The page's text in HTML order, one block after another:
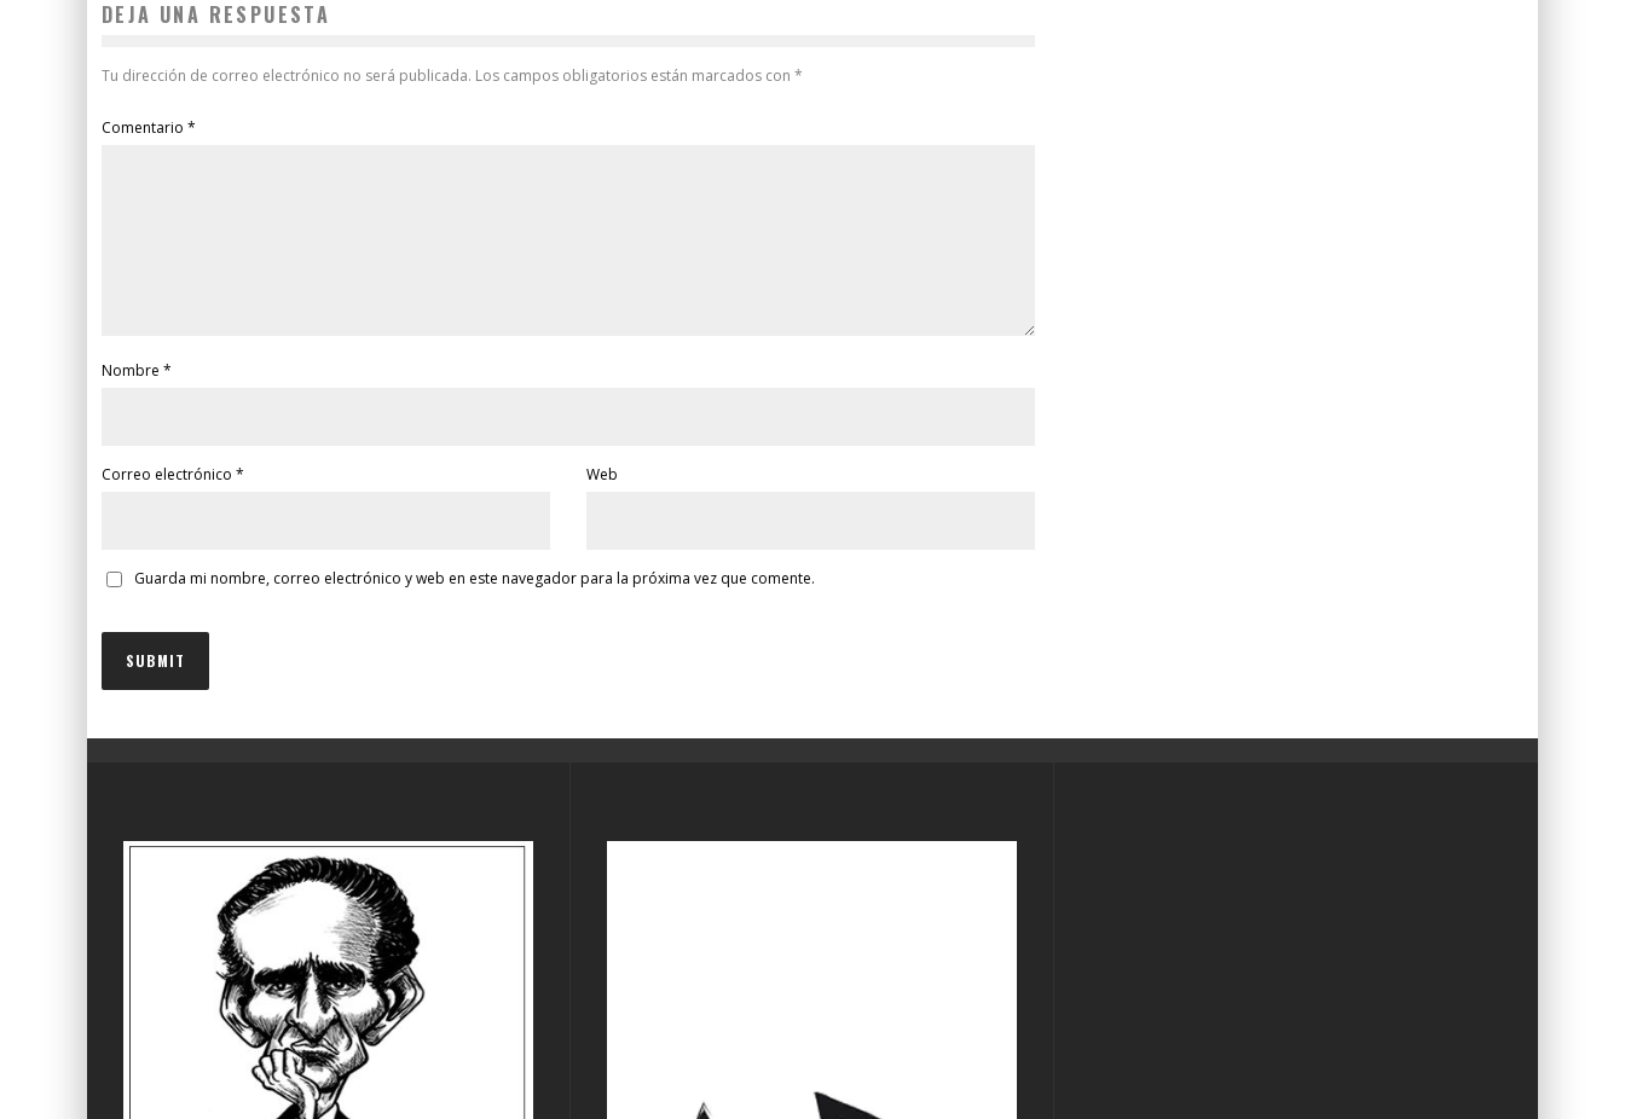
DEJA UNA RESPUESTA
Tu dirección de correo electrónico no será publicada. Los campos obligatorios están marcados con *
Comentario *
Nombre *
Correo electrónico * Web
Guarda mi nombre, correo electrónico y web en este navegador para la próxima vez que comente.